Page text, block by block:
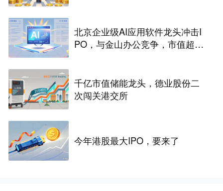
北京企业级AI应用软件龙头冲击I
PO，与金山办公竞争，市值超33
千亿市值储能龙头，德业股份二
次闯关港交所
今年港股最大IPO，要来了